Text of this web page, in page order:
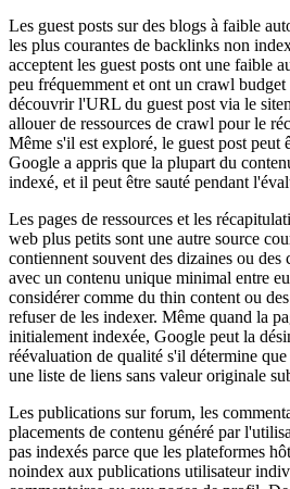
Les guest posts sur des blogs à faible
les plus courantes de backlinks non
acceptent les guest posts ont une faible
peu fréquemment et ont un crawl
découvrir l'URL du guest post via le
allouer de ressources de crawl pour le
Même s'il est exploré, le guest post peut
Google a appris que la plupart du
indexé, et il peut être sauté pendant
Les pages de ressources et les
web plus petits sont une autre source
contiennent souvent des dizaines ou des
avec un contenu unique minimal entre
considérer comme du thin content ou
refuser de les indexer. Même quand la
initialement indexée, Google peut la
réévaluation de qualité s'il détermine
une liste de liens sans valeur originale
Les publications sur forum, les
placements de contenu généré par
pas indexés parce que les plateformes
noindex aux publications utilisateur